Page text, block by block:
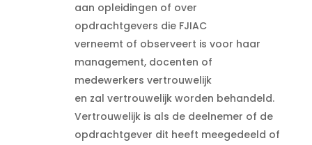
aan opleidingen of over
opdrachtgevers die FJIAC
verneemt of observeert is voor haar
management, docenten of
medewerkers vertrouwelijk
en zal vertrouwelijk worden behandeld.
Vertrouwelijk is als de deelnemer of de
opdrachtgever dit heeft meegedeeld of